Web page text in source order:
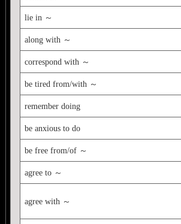
lie in ～
along with ～
correspond with ～
be tired from/with ～
remember doing
be anxious to do
be free from/of ～
agree to ～
agree with ～